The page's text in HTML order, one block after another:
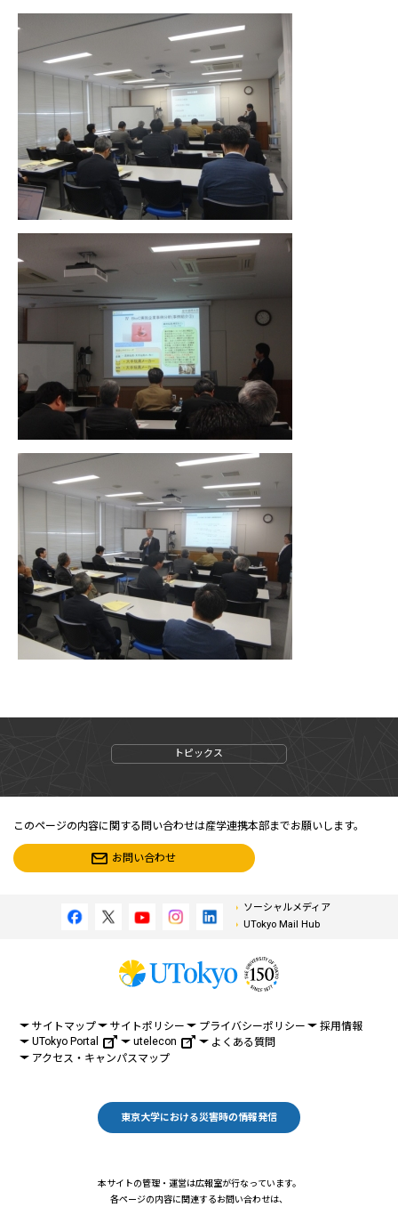
トピックス
このページの内容に関する問い合わせは産学連携本部までお願いします。
お問い合わせ
ソーシャルメディア
UTokyo Mail Hub
サイトマップ サイトポリシー プライバシーポリシー
採用情報
UTokyo Portal
utelecon
よくある質問
アクセス・キャンパスマップ
東京大学における災害時の情報発信
本サイトの管理・運営は広報室が行なっています。
各ページの内容に関連するお問い合わせは、